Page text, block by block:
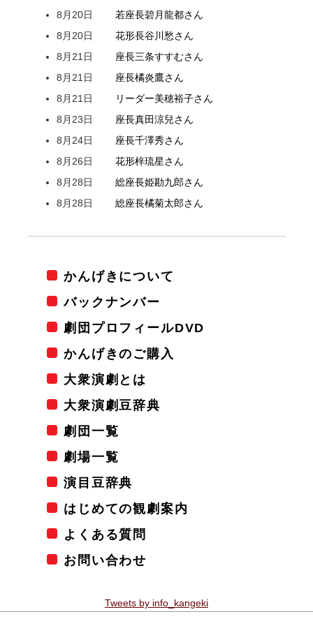
8月20日
若座長碧月龍都さん
8月20日
花形長谷川愁さん
8月21日
座長三条すすむさん
8月21日
座長橘炎鷹さん
8月21日
リーダー美穂裕子さん
8月23日
座長真田涼兒さん
8月24日
座長千澤秀さん
8月26日
花形梓琉星さん
8月28日
総座長姫勘九郎さん
8月28日
総座長橘菊太郎さん
かんげきについて
バックナンバー
劇団プロフィールDVD
かんげきのご購入
大衆演劇とは
大衆演劇豆辞典
劇団一覧
劇場一覧
演目豆辞典
はじめての観劇案内
よくある質問
お問い合わせ
Tweets by info_kangeki